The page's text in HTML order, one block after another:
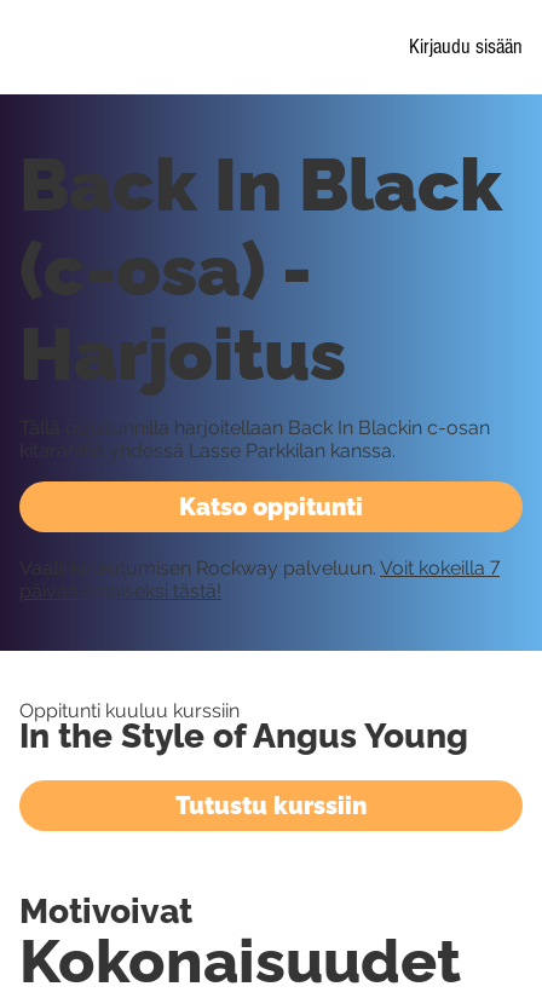
Kirjaudu sisään
Katso oppitunti
Back In Black
(c-osa) -
Harjoitus
Tällä oppitunnilla harjoitellaan Back In Blackin c-osan
kitarariffiä yhdessä Lasse Parkkilan kanssa.
Vaatii kirjautumisen Rockway palveluun. Voit kokeilla 7
päivää ilmaiseksi tästä!
Oppitunti kuuluu kurssiin
In the Style of Angus Young
Tutustu kurssiin
Kokonaisuudet
Motivoivat